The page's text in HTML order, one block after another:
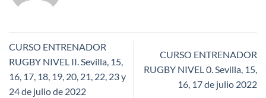
CURSO ENTRENADOR
RUGBY NIVEL II. Sevilla, 15,
16, 17, 18, 19, 20, 21, 22, 23 y
24 de julio de 2022
CURSO ENTRENADOR
RUGBY NIVEL 0. Sevilla, 15,
16, 17 de julio 2022